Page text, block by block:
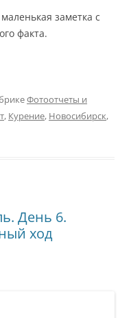
заметка с
факта.
Фотоотчеты и
, Курение, Новосибирск,
День 6.
ход